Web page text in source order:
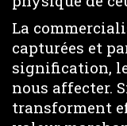
La
capturées et
signification,
nous affecter.
transforment